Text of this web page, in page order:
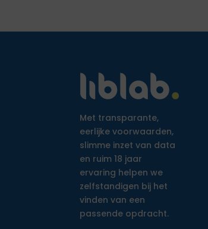
Met transparante,
eerlijke voorwaarden,
slimme inzet van data
en ruim 18 jaar
ervaring helpen we
zelfstandigen bij het
vinden van een
passende opdracht.